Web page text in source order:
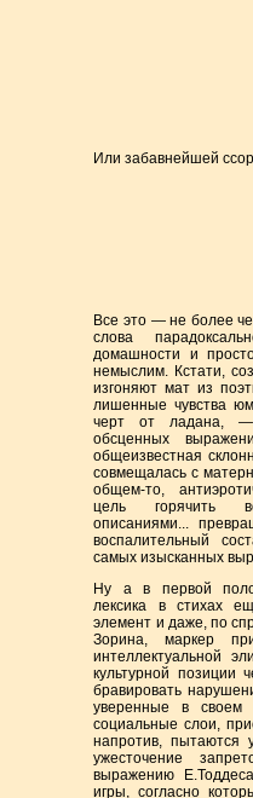
Или забавнейшей
Все это — не более
слова
домашности и
немыслим. Кстати,
изгоняют мат из
лишенные чувства
черт от ладана, —
обсценных
общеизвестная
совмещалась с
общем-то,
цель горячить
описаниями...
воспалительный
самых изысканных
Ну а в первой
лексика в стихах
элемент и даже, по
Зорина, маркер
интеллектуальной
культурной позиции
бравировать
уверенные в своем
социальные слои,
напротив, пытаются
ужесточение
выражению
игры, согласно